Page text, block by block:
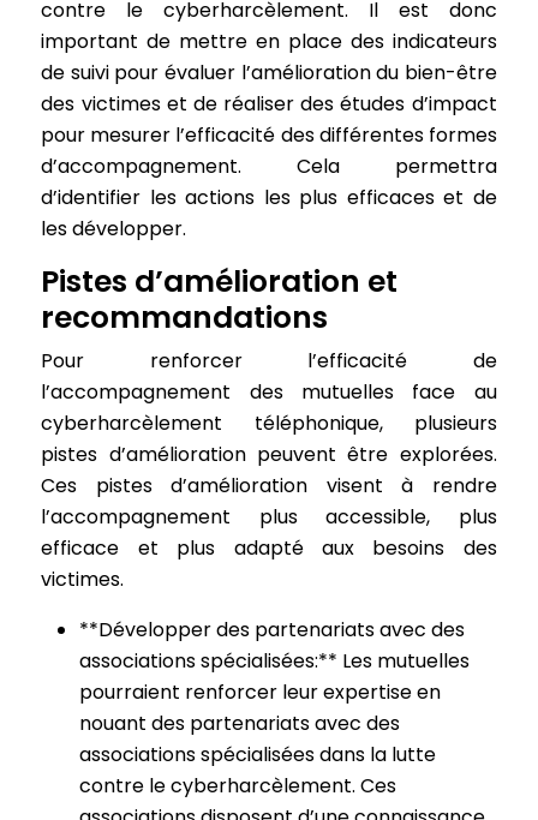
contre le cyberharcèlement. Il est donc
important de mettre en place des indicateurs
de suivi pour évaluer l’amélioration du bien-être
des victimes et de réaliser des études d’impact
pour mesurer l’efficacité des différentes formes
d’accompagnement. Cela permettra
d’identifier les actions les plus efficaces et de
les développer.
Pistes d’amélioration et
recommandations
Pour renforcer l’efficacité de
l’accompagnement des mutuelles face au
cyberharcèlement téléphonique, plusieurs
pistes d’amélioration peuvent être explorées.
Ces pistes d’amélioration visent à rendre
l’accompagnement plus accessible, plus
efficace et plus adapté aux besoins des
victimes.
**Développer des partenariats avec des
associations spécialisées:** Les mutuelles
pourraient renforcer leur expertise en
nouant des partenariats avec des
associations spécialisées dans la lutte
contre le cyberharcèlement. Ces